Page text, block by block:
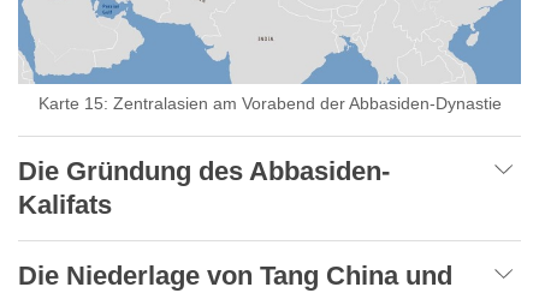
Karte 15: Zentralasien am Vorabend der Abbasiden-Dynastie
Die Gründung des Abbasiden-
Kalifats
Die Niederlage von Tang China und